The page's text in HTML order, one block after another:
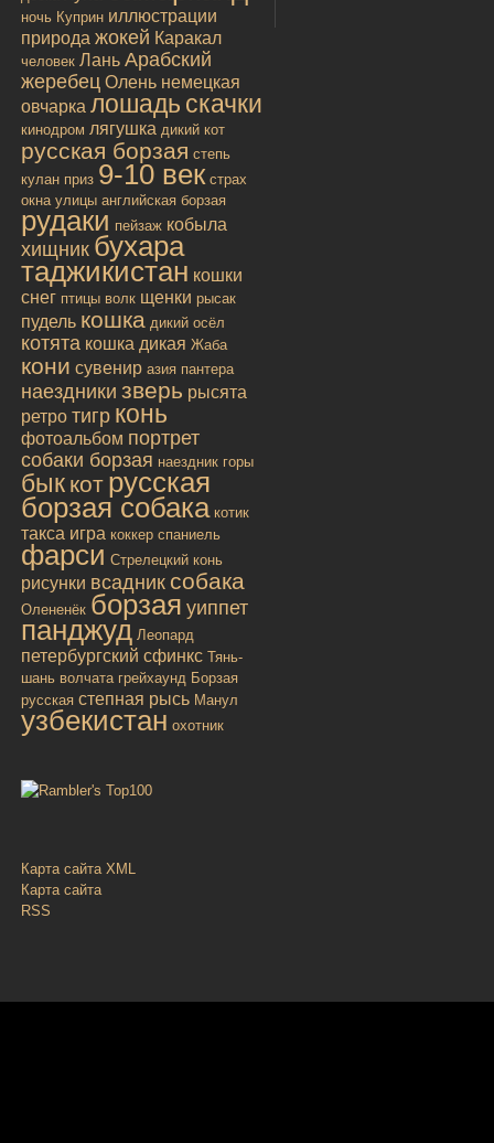
ночь Куприн иллюстрации
природа жокей Каракал
человек Лань Арабский
жеребец Олень немецкая
овчарка лошадь скачки
кинодром лягушка дикий кот
русская борзая степь
кулан приз 9-10 век страх
окна улицы английская борзая
рудаки пейзаж кобыла
хищник бухара
таджикистан кошки
снег птицы волк щенки рысак
пудель кошка дикий осёл
котята кошка дикая Жаба
кони сувенир азия пантера
наездники зверь рысята
ретро тигр конь
фотоальбом портрет
собаки борзая наездник горы
бык кот русская
борзая собака котик
такса игра коккер спаниель
фарси Стрелецкий конь
рисунки всадник собака
Олененёк борзая уиппет
панджуд Леопард
петербургский сфинкс Тянь-
шань волчата грейхаунд Борзая
русская степная рысь Манул
узбекистан охотник
Карта сайта XML
Карта сайта
RSS